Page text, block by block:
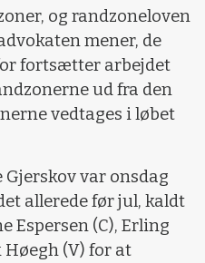
og randzoneloven
mener, de
fortsætter arbejdet
ud fra den
vedtages i løbet
var onsdag
allerede før jul, kaldt
Espersen (C), Erling
(V) for at